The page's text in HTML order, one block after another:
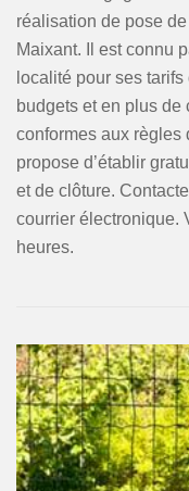
réalisation de pose
Maixant. Il est connu
localité pour ses
budgets et en plus de
conformes aux règles
propose d’établir
et de clôture.
courrier électronique.
heures.